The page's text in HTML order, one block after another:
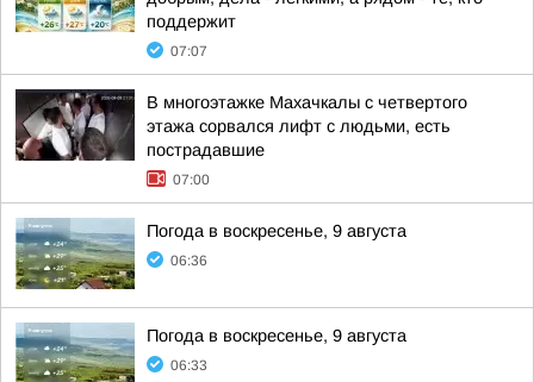
поддержит
07:07
В многоэтажке Махачкалы с четвертого
этажа сорвался лифт с людьми, есть
пострадавшие
07:00
Погода в воскресенье, 9 августа
06:36
Погода в воскресенье, 9 августа
06:33